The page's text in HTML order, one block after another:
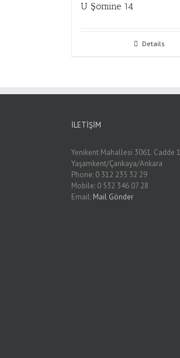
U Şömine 14
Details
İLETIŞIM
Yenikent Mahallesi 3061. Cadde
Yaşamkent/Çankaya/Ankara
Phone: 0 312 235 32 29
Mobile: 0 532 346 07 28
Email: Mail Gönder